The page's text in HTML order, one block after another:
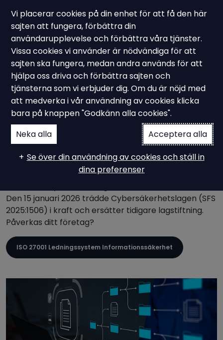
Nyhet - Ny cybersäkerhetslag
NIS 1 blir NIS 2 – ny lag om
cybersäkerhet
Året 2018 markerar ett paradigmskifte inom
and Information Security Directive) införlivades i
svensk lagstiftning. Nu, åtta år senare, ska NIS2-
Den 15 januari 2026 trädde Cybersäkerhetslagen (SFS
2025:1506) i kraft och ersätter tidigare lagstiftning.
Påverkas ditt företag?
ISO 27001 Ledningssystem Informationssäkerhet
Vi placerar cookies på din enhet för att få den här
sajten att fungera, förbättra din
användarupplevelse och förbättra våra tjänster.
Vissa cookies vi använder är nödvändiga för att
sajten ska fungera, medan andra används för att
hjälpa oss driva och förbättra sajten och
tjänsterna som vi erbjuder dig. Om du är nöjd med
att medverka i vår användning av cookies klicka
bara på knappen "Godkänn alla cookies".
Acceptera alla
Neka alla
Se över din användning av cookies och ställ in
dina preferenser